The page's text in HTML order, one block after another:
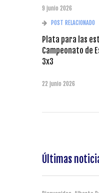
9 junio 2026
POST RELACIONADO
Plata para las
Campeonato de
3x3
22 junio 2026
Últimas